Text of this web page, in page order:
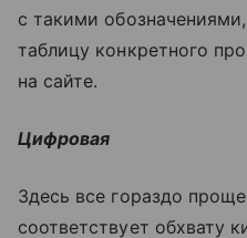
с такими
таблицу конкретного
на сайте.
Цифровая
Здесь все гораздо
соответствует обхвату